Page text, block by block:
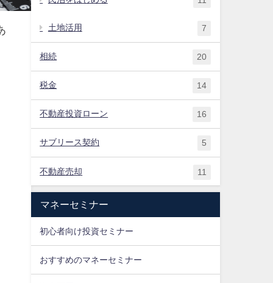
土地活用 7
相続 20
税金 14
不動産投資ローン 16
サブリース契約 5
不動産売却 11
マネーセミナー
初心者向け投資セミナー
おすすめの​マネーセミナー